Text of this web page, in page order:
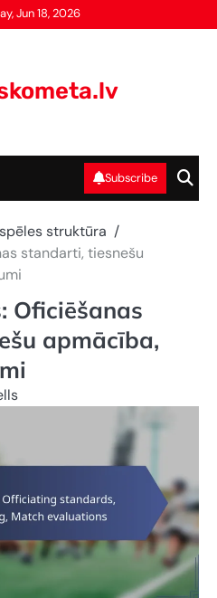
Jun 18, 2026
Subscribe
struktūra
standarti, tiesnešu
Oficiēšanas
apmācība,